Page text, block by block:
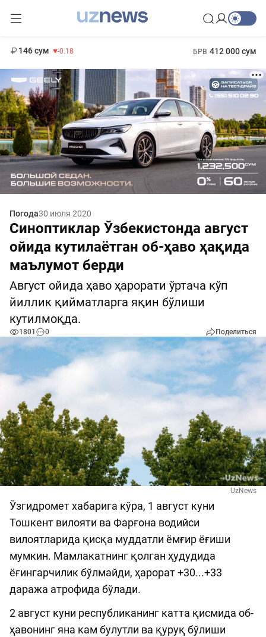
146 сум -0.18 БРВ 412 000 сум
Погода30 июля 2020
Синоптиклар Ўзбекистонда август
ойида кутилаётган об-ҳаво ҳақида
маълумот берди
Август ойида ҳаво ҳарорати ўртача кўп
йиллик қийматларга яқин бўлиши
кутилмоқда.
1801 0 Поделиться
UzNews
Ўзгидромет хабарига кўра, 1 август куни
Тошкент вилояти ва Фарғона водийси
вилоятларида қисқа муддатли ёмғир ёғиши
мумкин. Мамлакатнинг қолган ҳудудида
ёғингарчилик бўлмайди, ҳарорат +30...+33
даража атрофида бўлади.
2 август куни республиканинг катта қисмида об-
ҳавонинг яна кам булутли ва қуруқ бўлиши